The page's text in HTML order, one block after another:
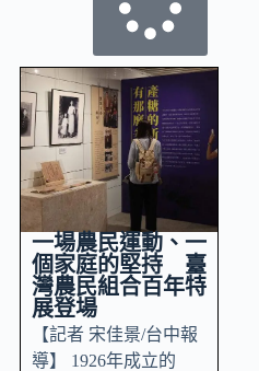
一場農民運動、一
個家庭的堅持 臺
灣農民組合百年特
展登場
【記者 宋佳景/台中報
導】 1926年成立的